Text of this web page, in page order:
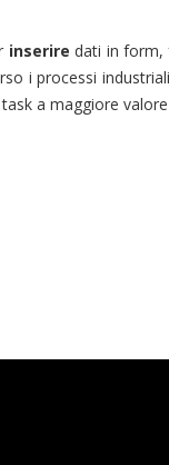
inserire dati in form,
i processi
a maggiore